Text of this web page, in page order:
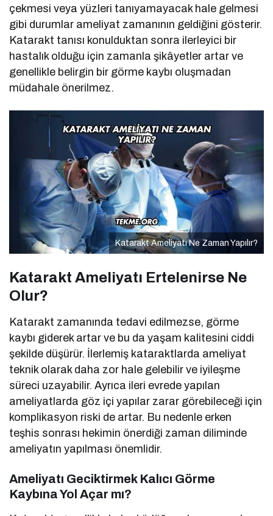
çekmesi veya yüzleri tanıyamayacak hale gelmesi
gibi durumlar ameliyat zamanının geldiğini gösterir.
Katarakt tanısı konulduktan sonra ilerleyici bir
hastalık olduğu için zamanla şikâyetler artar ve
genellikle belirgin bir görme kaybı oluşmadan
müdahale önerilmez.
Katarakt Ameliyatı Ne Zaman Yapılır?
Katarakt Ameliyatı Ertelenirse Ne
Olur?
Katarakt zamanında tedavi edilmezse, görme
kaybı giderek artar ve bu da yaşam kalitesini ciddi
şekilde düşürür. İlerlemiş kataraktlarda ameliyat
teknik olarak daha zor hale gelebilir ve iyileşme
süreci uzayabilir. Ayrıca ileri evrede yapılan
ameliyatlarda göz içi yapılar zarar görebileceği için
komplikasyon riski de artar. Bu nedenle erken
teşhis sonrası hekimin önerdiği zaman diliminde
ameliyatın yapılması önemlidir.
Ameliyatı Geciktirmek Kalıcı Görme
Kaybına Yol Açar mı?